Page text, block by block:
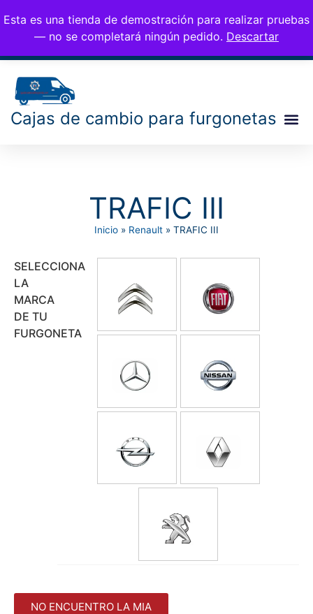
Esta es una tienda de demostración para realizar pruebas
— no se completará ningún pedido. Descartar
676 77 35 25
com
CAMBIOS PARA
FURGONETAS
Cajas de cambio para furgonetas
TRAFIC III
Inicio » Renault » TRAFIC III
SELECCIONA
LA
MARCA
DE TU
FURGONETA
NO ENCUENTRO LA MIA